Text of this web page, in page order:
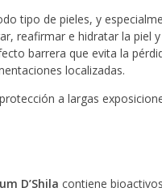
tipo de pieles, y
reafirmar e hidratar la piel
barrera que evita la
localizadas.
a largas
D’Shila contiene